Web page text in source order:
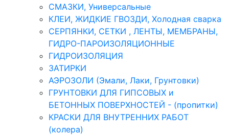
СМАЗКИ, Универсальные
КЛЕИ, ЖИДКИЕ ГВОЗДИ, Холодная сварка
СЕРПЯНКИ, СЕТКИ , ЛЕНТЫ, МЕМБРАНЫ,
ГИДРО-ПАРОИЗОЛЯЦИОННЫЕ
ГИДРОИЗОЛЯЦИЯ
ЗАТИРКИ
АЭРОЗОЛИ (Эмали, Лаки, Грунтовки)
ГРУНТОВКИ ДЛЯ ГИПСОВЫХ и
БЕТОННЫХ ПОВЕРХНОСТЕЙ - (пропитки)
КРАСКИ ДЛЯ ВНУТРЕННИХ РАБОТ
(колера)